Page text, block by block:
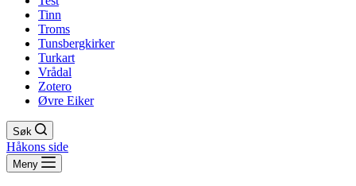
Tinn
Troms
Tunsbergkirker
Turkart
Vrådal
Zotero
Øvre Eiker
Søk
Håkons side
Meny